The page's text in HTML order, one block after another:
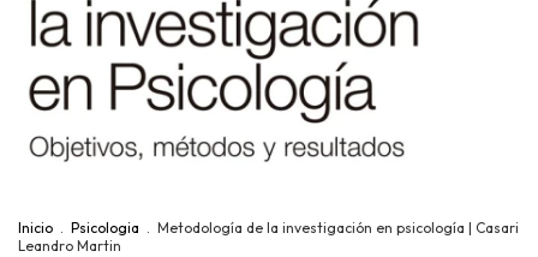
Inicio . Psicologia . Metodología de la investigación en psicología | Casari
Leandro Martin